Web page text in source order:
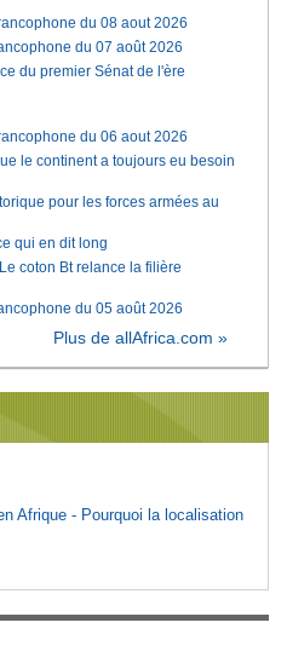
du 08 aout 2026
du 07 août 2026
du premier Sénat de l'ère
du 06 aout 2026
le continent a toujours eu besoin
pour les forces armées au
qui en dit long
coton Bt relance la filière
du 05 août 2026
Plus de allAfrica.com »
Afrique - Pourquoi la localisation